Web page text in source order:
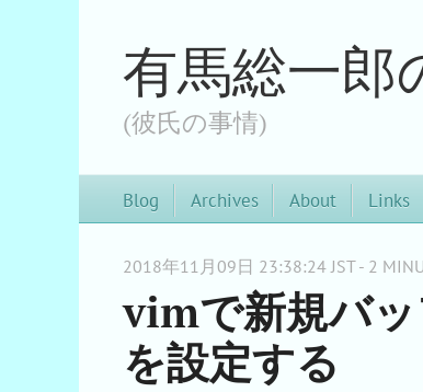
有馬総一郎
(彼氏の事情)
Blog Archives About Links
2018年11月09日 23:38:24 JST - 2
vimで新規バ
を設定する